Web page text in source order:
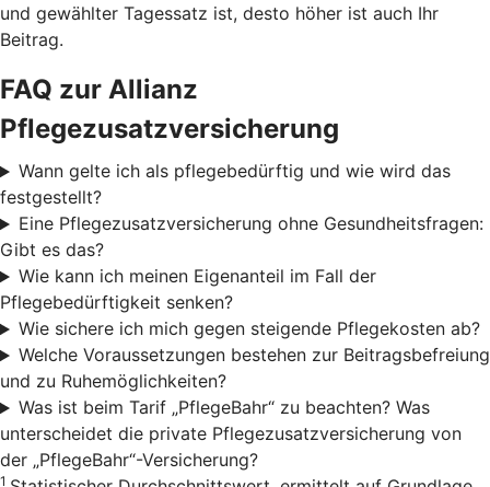
und gewählter Tagessatz ist, desto höher ist auch Ihr
Beitrag.
FAQ zur Allianz
Pflegezusatzversicherung
Wann gelte ich als pflegebedürftig und wie wird das
festgestellt?
Eine Pflegezusatzversicherung ohne Gesundheitsfragen:
Gibt es das?
Wie kann ich meinen Eigenanteil im Fall der
Pflegebedürftigkeit senken?
Wie sichere ich mich gegen steigende Pflegekosten ab?
Welche Voraussetzungen bestehen zur Beitragsbefreiung
und zu Ruhemöglichkeiten?
Was ist beim Tarif „PflegeBahr“ zu beachten? Was
unterscheidet die private Pflegezusatzversicherung von
der „PflegeBahr“-Versicherung?
1